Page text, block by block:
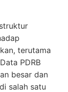
terutama
PDRB
besar dan
salah satu